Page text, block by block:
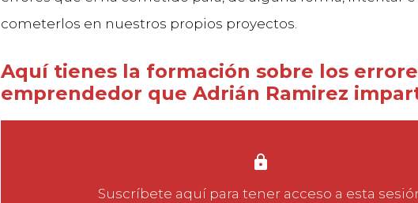
cometerlos en nuestros propios proyectos.
Aquí tienes la formación sobre los
emprendedor que Adrián Ramirez
Suscríbete aquí para tener acceso a esta